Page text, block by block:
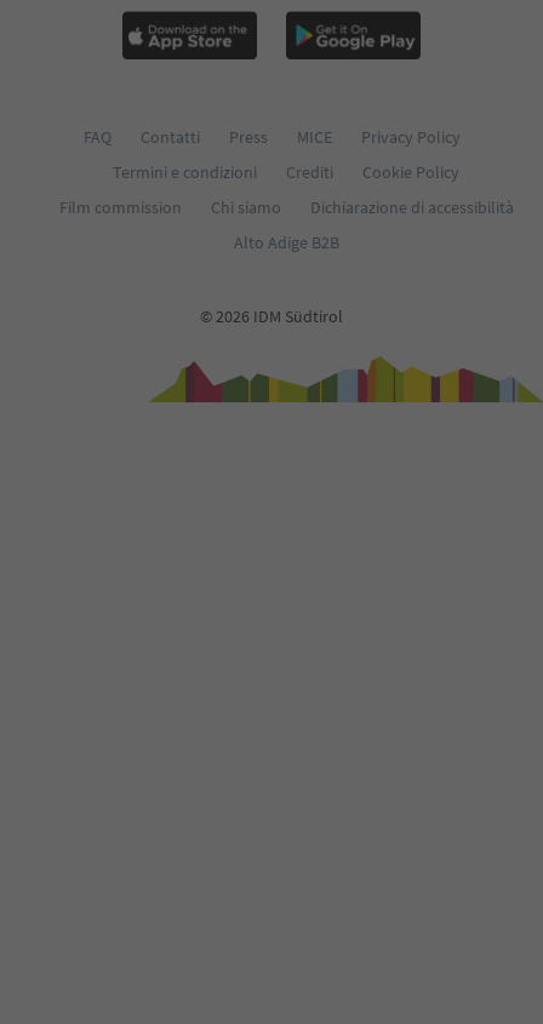
FAQ Contatti Press MICE
Privacy Policy
Termini e condizioni
Crediti
Cookie Policy
Film commission
Chi siamo
Dichiarazione di accessibilità
Alto Adige B2B
© 2026 IDM Südtirol